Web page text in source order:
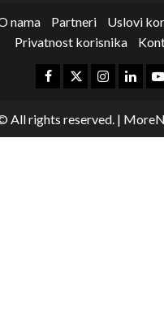
nama Partneri
Uslovi
Privatnost korisnika
All rights reserved. |